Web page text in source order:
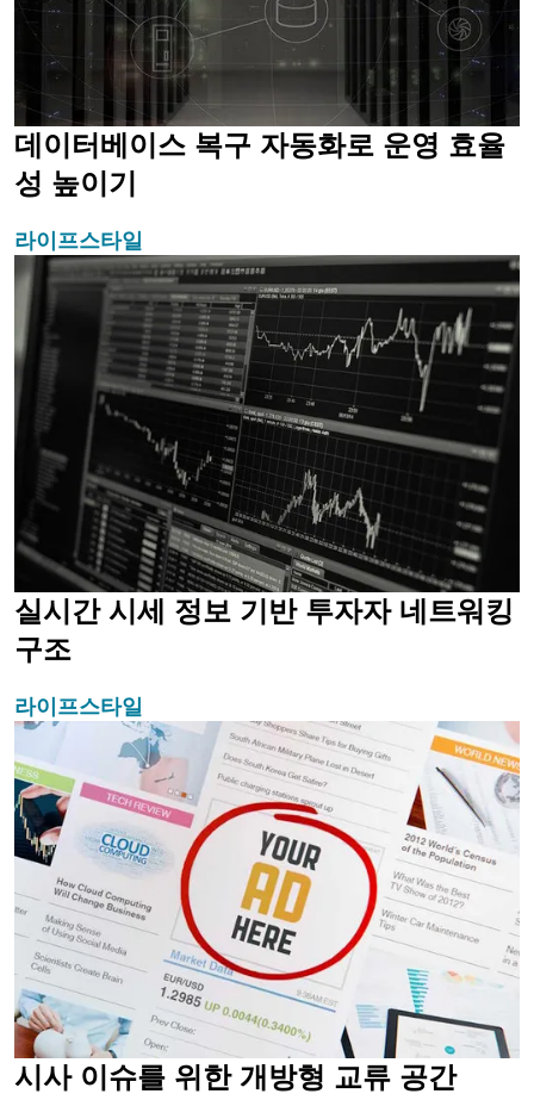
데이터베이스 복구 자동화로 운영 효율
성 높이기
라이프스타일
실시간 시세 정보 기반 투자자 네트워킹
구조
라이프스타일
시사 이슈를 위한 개방형 교류 공간